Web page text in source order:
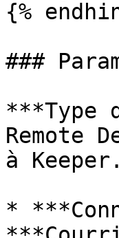
{%
###
***Type
Remote
à Keeper.
*